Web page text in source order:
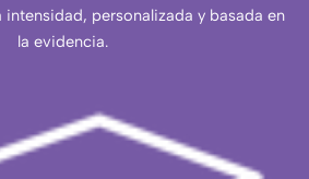
personalizada y basada en
la evidencia.